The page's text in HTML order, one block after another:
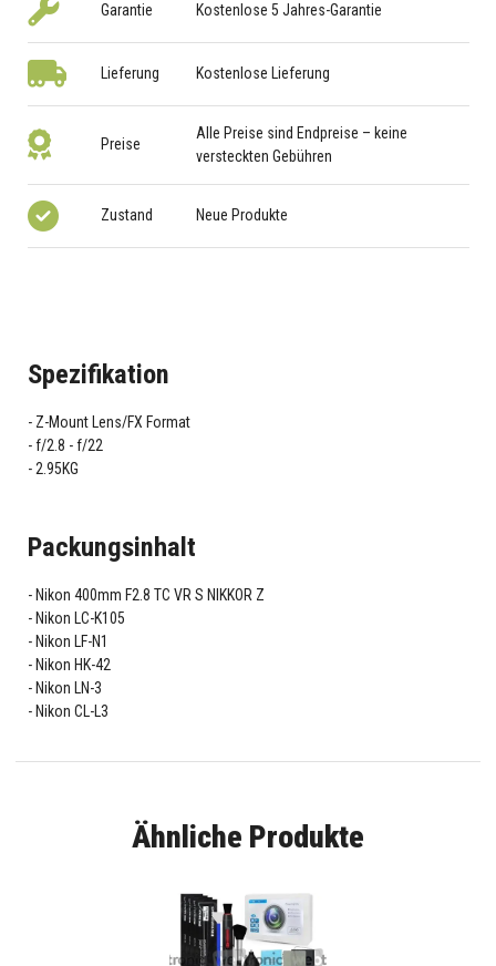
Garantie Kostenlose 5 Jahres-Garantie
Lieferung Kostenlose Lieferung
Preise
Alle Preise sind Endpreise – keine
versteckten Gebühren
Zustand Neue Produkte
Spezifikation
Z-Mount Lens/FX Format
f/2.8 - f/22
2.95KG
Packungsinhalt
Nikon 400mm F2.8 TC VR S NIKKOR Z
Nikon LC-K105
Nikon LF-N1
Nikon HK-42
Nikon LN-3
Nikon CL-L3
Ähnliche Produkte